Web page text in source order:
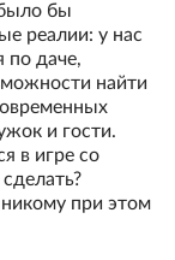
бы
реалии: у нас
по даче,
найти
и гости.
в игре со
никому при этом